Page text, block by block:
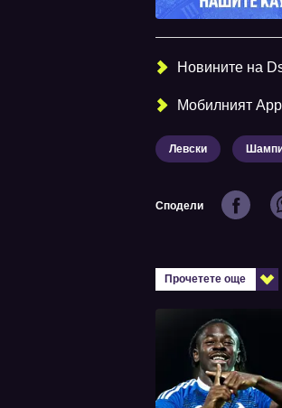
Новините на
Мобилният Аpp
Левски
Сподели
Прочетете още